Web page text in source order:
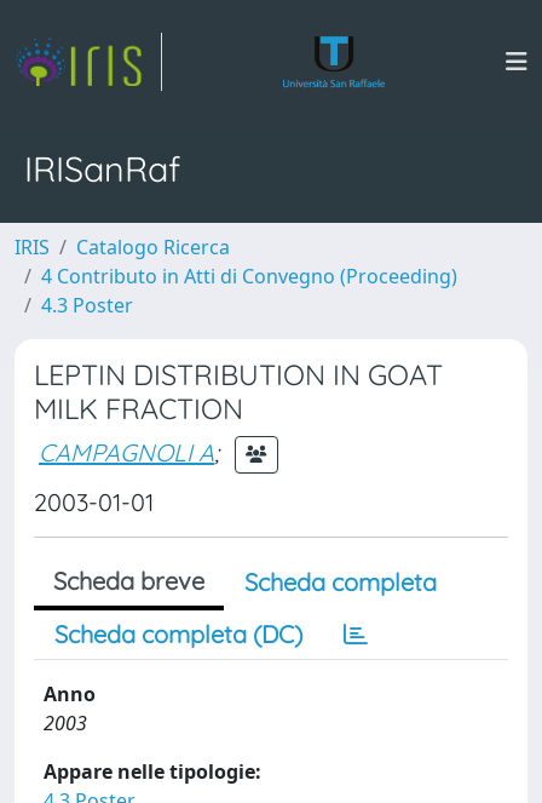
IRISanRaf
IRIS
Catalogo Ricerca
4 Contributo in Atti di Convegno (Proceeding)
4.3 Poster
LEPTIN DISTRIBUTION IN GOAT
MILK FRACTION
CAMPAGNOLI A;
2003-01-01
Scheda breve
Scheda completa
Scheda completa (DC)
Anno
2003
Appare nelle tipologie: